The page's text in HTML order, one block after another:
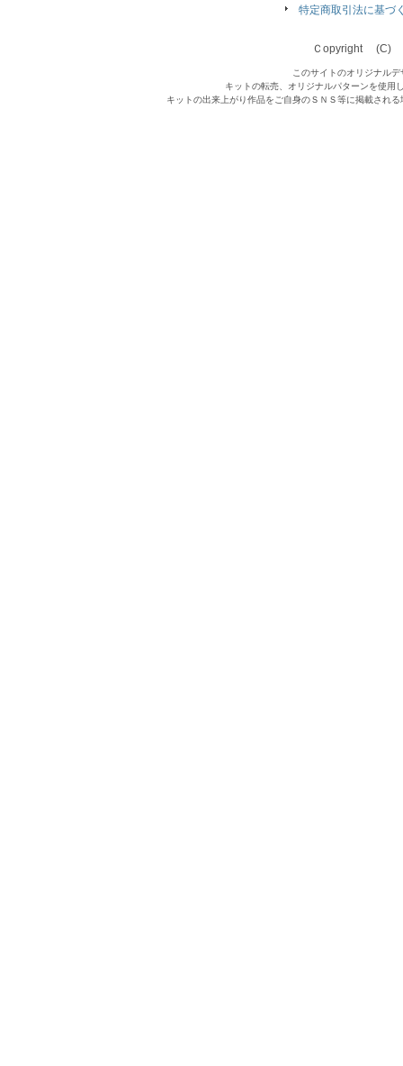
特定商取引法に基づ
Ｃopyright (C)
このサイトのオリジナル
キットの転売、オリジナルパターンを使用
キットの出来上がり作品をご自身のＳＮＳ等に掲載され